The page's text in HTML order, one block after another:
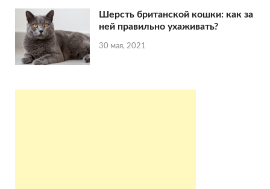
Шерсть британской кошки: как за
ней правильно ухаживать?
30 мая, 2021